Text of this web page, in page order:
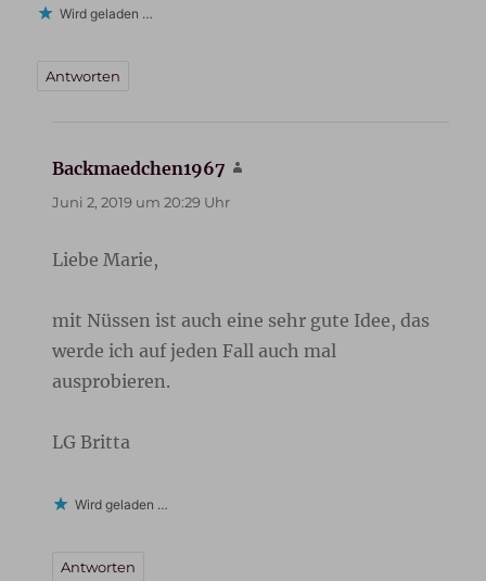
Wird geladen …
Antworten
Backmaedchen1967
Juni 2, 2019 um 20:29 Uhr
Liebe Marie,
mit Nüssen ist auch eine sehr gute Idee, das
werde ich auf jeden Fall auch mal
ausprobieren.
LG Britta
Wird geladen …
Antworten